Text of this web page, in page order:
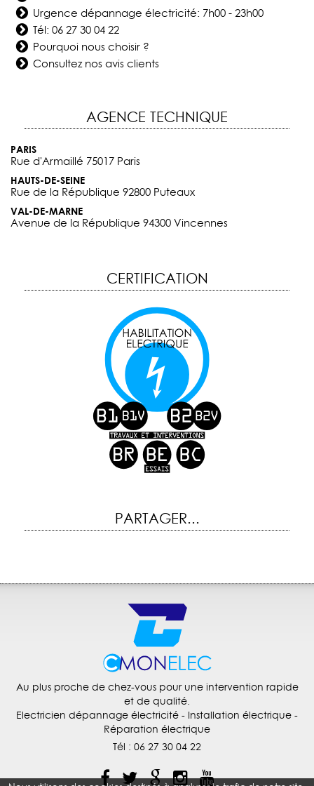
Urgence dépannage électricité: 7h00 - 23h00
Tél:06 27 30 04 22
Pourquoi nous choisir ?
Consultez nos avis clients
AGENCE TECHNIQUE
PARIS
Rue d'Armaillé 75017 Paris
HAUTS-DE-SEINE
Rue de la République 92800 Puteaux
VAL-DE-MARNE
Avenue de la République 94300 Vincennes
CERTIFICATION
PARTAGER...
Au plus proche de chez-vous pour une intervention rapide
et de qualité.
Electricien dépannage électricité - Installation électrique -
Réparation électrique
Tél : 06 27 30 04 22